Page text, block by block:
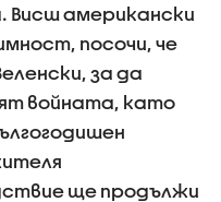
Висш американски
посочи, че
за да
войната, като
ще продължи